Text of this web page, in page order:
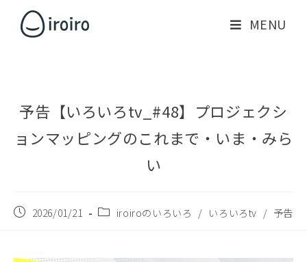
MENU
予告【いろいろtv_#48】プロジェクシ
ョンマッピングのこれまで・いま・みら
い
2026/01/21 iroiroのいろいろ / いろいろtv / 予告